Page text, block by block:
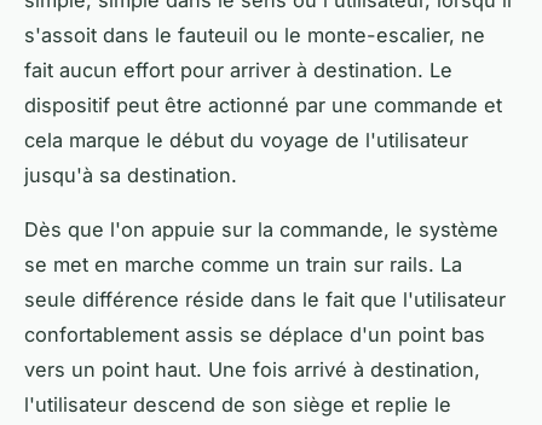
s'assoit dans le fauteuil ou le monte-escalier, ne
fait aucun effort pour arriver à destination. Le
dispositif peut être actionné par une commande et
cela marque le début du voyage de l'utilisateur
jusqu'à sa destination.
Dès que l'on appuie sur la commande, le système
se met en marche comme un train sur rails. La
seule différence réside dans le fait que l'utilisateur
confortablement assis se déplace d'un point bas
vers un point haut. Une fois arrivé à destination,
l'utilisateur descend de son siège et replie le